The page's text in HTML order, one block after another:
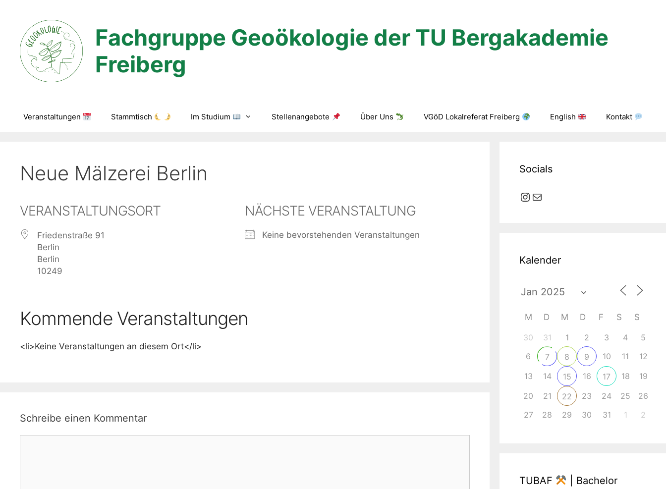
springen
Fachgruppe Geoökologie der TU Bergakademie
Freiberg
Veranstaltungen Stammtisch Im Studium Stellenangebote Über Uns VGöD Lokalreferat Freiberg English Kontakt
Neue Mälzerei Berlin
VERANSTALTUNGSORT
Friedenstraße 91
Berlin
Berlin
10249
NÄCHSTE VERANSTALTUNG
Keine bevorstehenden Veranstaltungen
Kommende Veranstaltungen
<li>Keine Veranstaltungen an diesem Ort</li>
Schreibe einen Kommentar
Socials
Instagram
E-Mail
Kalender
M D M D F S S
30 31 1 2 3 4
5
6
7 8 9 10 11
12
13
14 15 16 17 18
19
20
21 22 23 24 25
26
27
28 29 30 31 1 2
TUBAF
| Bachelor